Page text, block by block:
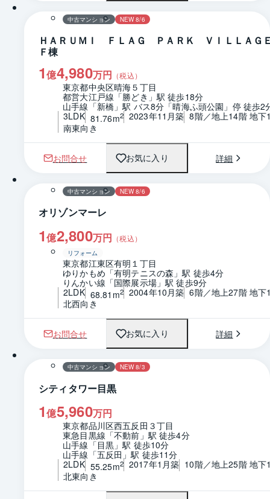
中古マンション NEW 8/6
ＨＡＲＵＭＩ ＦＬＡＧ ＰＡＲＫ ＶＩＬＬＡ
Ｆ棟
1億4,980万円 （税込）
東京都中央区晴海５丁目
都営大江戸線「勝どき」駅 徒歩18分
山手線「新橋」駅 バス8分「晴海ふ頭公園」停 徒歩2
3LDK 81.76m2 2023年11月築 8階／地上14階 地下
南東向き
お問合せ お気に入り 詳細
1 / 0 間取り
中古マンション NEW 8/6
オリゾンマーレ
1億2,800万円 （税込）
リフォーム
東京都江東区有明１丁目
ゆりかもめ「有明テニスの森」駅 徒歩4分
りんかい線「国際展示場」駅 徒歩9分
2LDK 68.81m2 2004年10月築 6階／地上27階 地下
北西向き
お問合せ お気に入り 詳細
1 / 0 間取り
中古マンション NEW 8/3
シティタワー目黒
1億5,960万円
東京都品川区西五反田３丁目
東急目黒線「不動前」駅 徒歩4分
山手線「目黒」駅 徒歩10分
山手線「五反田」駅 徒歩11分
2LDK 55.25m2 2017年1月築 10階／地上25階 地下
北東向き